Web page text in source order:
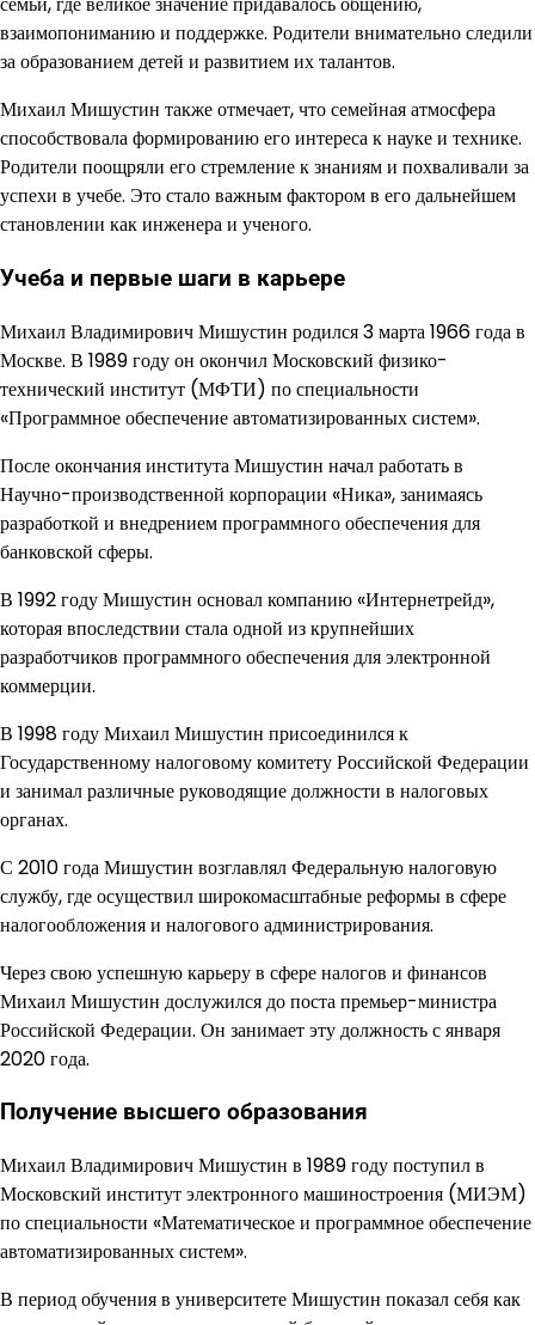
взаимопониманию и поддержке. Родители внимательно следили
за образованием детей и развитием их талантов.
Михаил Мишустин также отмечает, что семейная атмосфера
способствовала формированию его интереса к науке и технике.
Родители поощряли его стремление к знаниям и похваливали за
успехи в учебе. Это стало важным фактором в его дальнейшем
становлении как инженера и ученого.
Учеба и первые шаги в карьере
Михаил Владимирович Мишустин родился 3 марта 1966 года в
Москве. В 1989 году он окончил Московский физико-
технический институт (МФТИ) по специальности
«Программное обеспечение автоматизированных систем».
После окончания института Мишустин начал работать в
Научно-производственной корпорации «Ника», занимаясь
разработкой и внедрением программного обеспечения для
банковской сферы.
В 1992 году Мишустин основал компанию «Интернетрейд»,
которая впоследствии стала одной из крупнейших
разработчиков программного обеспечения для электронной
коммерции.
В 1998 году Михаил Мишустин присоединился к
Государственному налоговому комитету Российской Федерации
и занимал различные руководящие должности в налоговых
органах.
С 2010 года Мишустин возглавлял Федеральную налоговую
службу, где осуществил широкомасштабные реформы в сфере
налогообложения и налогового администрирования.
Через свою успешную карьеру в сфере налогов и финансов
Михаил Мишустин дослужился до поста премьер-министра
Российской Федерации. Он занимает эту должность с января
2020 года.
Получение высшего образования
Михаил Владимирович Мишустин в 1989 году поступил в
Московский институт электронного машиностроения (МИЭМ)
по специальности «Математическое и программное обеспечение
автоматизированных систем».
В период обучения в университете Мишустин показал себя как